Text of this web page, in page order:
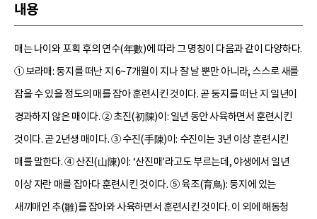
내용
매는 나이와 포획 후의 연수(年數)에 따라 그 명칭이 다음과 같이 다양하다.
① 보라매: 둥지를 떠난 지 6~7개월이 지나 잘 날 뿐만 아니라, 스스로 새를
잡을 수 있을 정도의 매를 잡아 훈련시킨 것이다. 곧 둥지를 떠난 지 일년이
경과하지 않은 매이다. ② 초진(初陳)이: 일년 동안 사육하면서 훈련시킨
것이다. 곧 2년생 매이다. ③ 수진(手陳)이: 수진이는 3년 이상 훈련시킨
매를 말한다. ④ 산진(山陳)이: ‘산진매’라고도 부르는데, 야생에서 일년
이상 자란 매를 잡아다 훈련시킨 것이다. ⑤ 육조(育鳥): 둥지에 있는
새끼매인 추(雛)를 잡아와 사육하면서 훈련시킨 것이다. 이 외에 해동청